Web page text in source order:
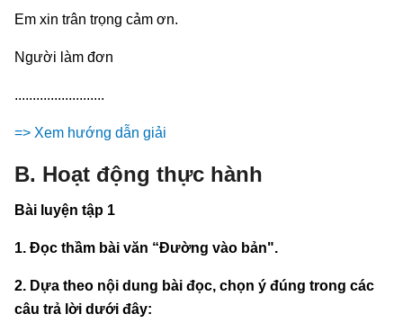
Em xin trân trọng cảm ơn.
Người làm đơn
.........................
=> Xem hướng dẫn giải
B. Hoạt động thực hành
Bài luyện tập 1
1. Đọc thầm bài văn “Đường vào bản".
2. Dựa theo nội dung bài đọc, chọn ý đúng trong các
câu trả lời dưới đây: